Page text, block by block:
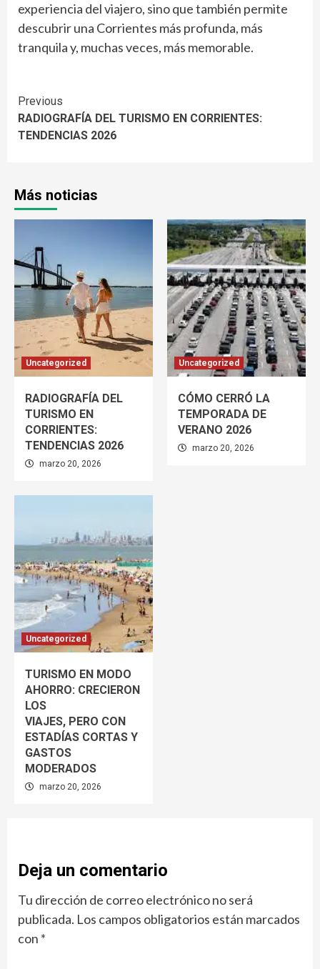
experiencia del viajero, sino que también permite
descubrir una Corrientes más profunda, más
tranquila y, muchas veces, más memorable.
Continue
Reading
Previous
RADIOGRAFÍA DEL TURISMO EN CORRIENTES:
TENDENCIAS 2026
Más noticias
Uncategorized
RADIOGRAFÍA DEL
TURISMO EN
CORRIENTES:
TENDENCIAS 2026
marzo 20, 2026
Uncategorized
CÓMO CERRÓ LA
TEMPORADA DE
VERANO 2026
marzo 20, 2026
Uncategorized
TURISMO EN MODO
AHORRO: CRECIERON
LOS
VIAJES, PERO CON
ESTADÍAS CORTAS Y
GASTOS
MODERADOS
marzo 20, 2026
Deja un comentario
Tu dirección de correo electrónico no será
publicada. Los campos obligatorios están marcados
con *